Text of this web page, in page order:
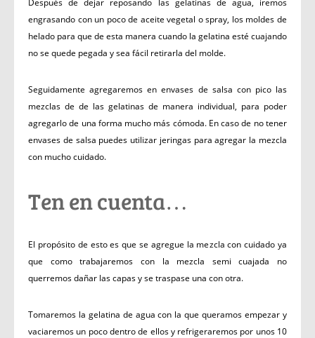
Después de dejar reposando las gelatinas de agua, iremos
engrasando con un poco de aceite vegetal o spray, los moldes de
helado para que de esta manera cuando la gelatina esté cuajando
no se quede pegada y sea fácil retirarla del molde.
Seguidamente agregaremos en envases de salsa con pico las
mezclas de de las gelatinas de manera individual, para poder
agregarlo de una forma mucho más cómoda. En caso de no tener
envases de salsa puedes utilizar jeringas para agregar la mezcla
con mucho cuidado.
Ten en cuenta…
El propósito de esto es que se agregue la mezcla con cuidado ya
que como trabajaremos con la mezcla semi cuajada no
querremos dañar las capas y se traspase una con otra.
Tomaremos la gelatina de agua con la que queramos empezar y
vaciaremos un poco dentro de ellos y refrigeraremos por unos 10